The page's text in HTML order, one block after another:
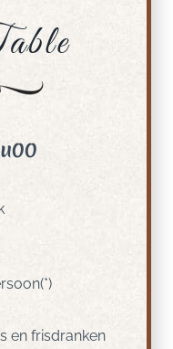
en frisdranken